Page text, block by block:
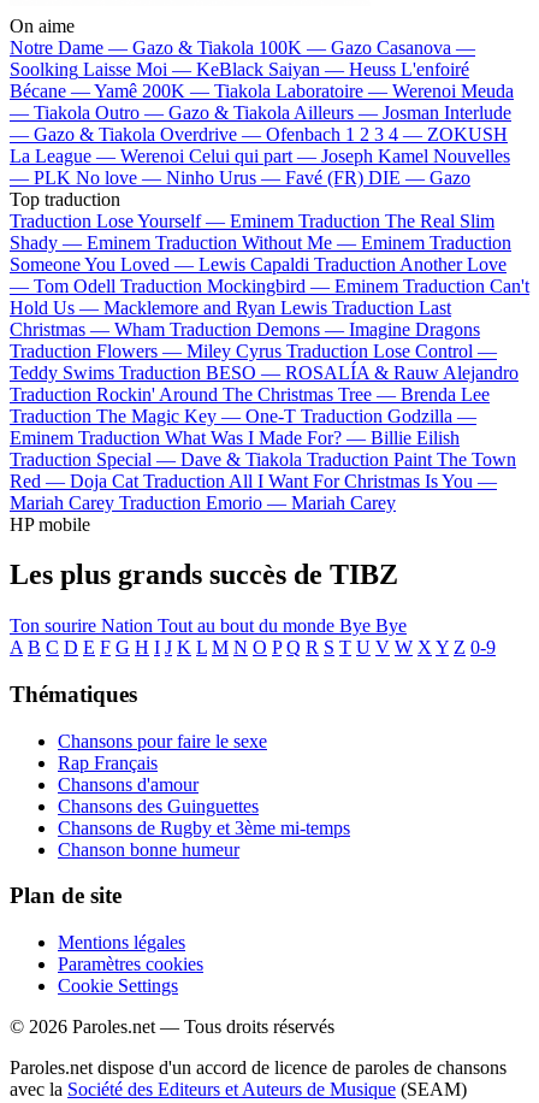
On aime
Notre Dame — Gazo & Tiakola 100K — Gazo Casanova —
Soolking Laisse Moi — KeBlack Saiyan — Heuss L'enfoiré
Bécane —Yamê 200K — Tiakola Laboratoire — Werenoi Meuda
— Tiakola Outro — Gazo & Tiakola Ailleurs — Josman Interlude
— Gazo & Tiakola Overdrive — Ofenbach 1 2 3 4 — ZOKUSH
La League — Werenoi Celui qui part — Joseph Kamel Nouvelles
— PLK No love — Ninho Urus — Favé (FR) DIE — Gazo
Top traduction
Traduction Lose Yourself — Eminem Traduction The Real Slim
Shady — Eminem Traduction Without Me — Eminem Traduction
Someone You Loved — Lewis Capaldi Traduction Another Love
— Tom Odell Traduction Mockingbird — Eminem Traduction Can't
Hold Us — Macklemore and Ryan Lewis Traduction Last
Christmas — Wham Traduction Demons — Imagine Dragons
Traduction Flowers — Miley Cyrus Traduction Lose Control —
Teddy Swims Traduction BESO — ROSALÍA & Rauw Alejandro
Traduction Rockin' Around The Christmas Tree — Brenda Lee
Traduction The Magic Key — One-T Traduction Godzilla —
Eminem Traduction What Was I Made For? — Billie Eilish
Traduction Special — Dave & Tiakola Traduction Paint The Town
Red — Doja Cat Traduction All I Want For Christmas Is You —
Mariah Carey Traduction Emorio — Mariah Carey
HP mobile
Les plus grands succès de TIBZ
Ton sourire Nation Tout au bout du monde Bye Bye
A B C D E F G H I J K L M N O P Q R S T U V W X Y Z 0-9
Thématiques
Chansons pour faire le sexe
Rap Français
Chansons d'amour
Chansons des Guinguettes
Chansons de Rugby et 3ème mi-temps
Chanson bonne humeur
Plan de site
Mentions légales
Paramètres cookies
Cookie Settings
© 2026 Paroles.net — Tous droits réservés
Paroles.net dispose d'un accord de licence de paroles de chansons
avec la Société des Editeurs et Auteurs de Musique (SEAM)